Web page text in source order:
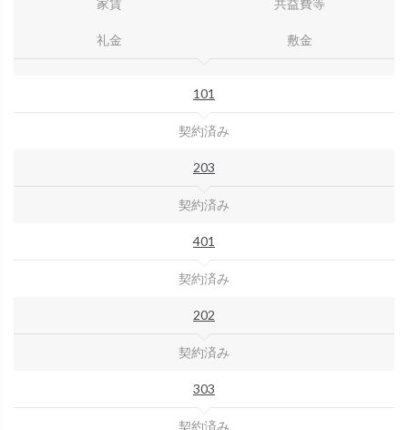
家賃 共益費等
礼金 敷金
101
契約済み
203
契約済み
401
契約済み
202
契約済み
303
契約済み